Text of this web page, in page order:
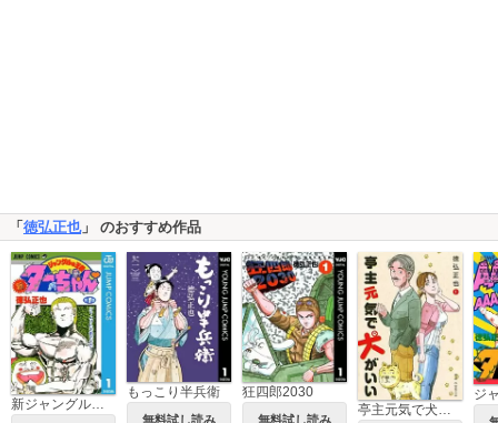
「徳弘正也」 のおすすめ作品
新ジャングルの王者ターちゃん
もっこり半兵衛
無料試し読み
狂四郎2030
無料試し読み
亭主元気で犬がいい